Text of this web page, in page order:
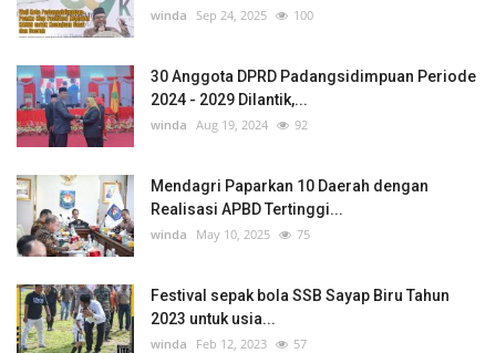
winda Sep 24, 2025 100
30 Anggota DPRD Padangsidimpuan Periode
2024 - 2029 Dilantik,...
winda Aug 19, 2024 92
Mendagri Paparkan 10 Daerah dengan
Realisasi APBD Tertinggi...
winda May 10, 2025 75
Festival sepak bola SSB Sayap Biru Tahun
2023 untuk usia...
winda Feb 12, 2023 57